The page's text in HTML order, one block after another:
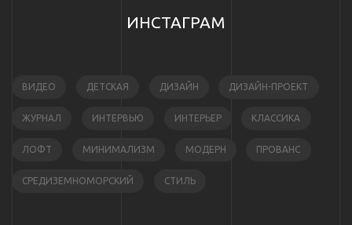
ИНСТАГРАМ
ВИДЕО ДЕТСКАЯ ДИЗАЙН ДИЗАЙН-ПРОЕКТ
ЖУРНАЛ ИНТЕРВЬЮ ИНТЕРЬЕР КЛАССИКА
ЛОФТ МИНИМАЛИЗМ МОДЕРН ПРОВАНС
СРЕДИЗЕМНОМОРСКИЙ СТИЛЬ